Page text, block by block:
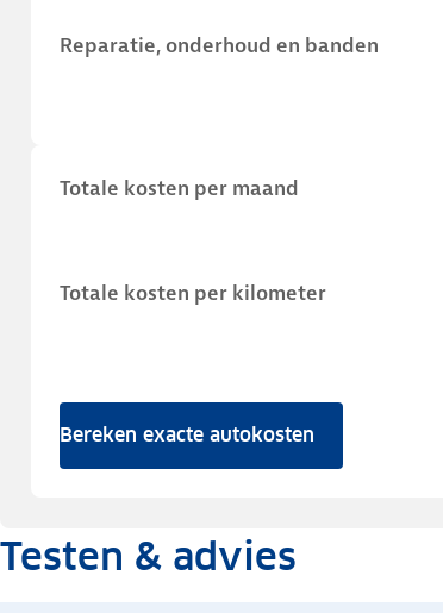
Reparatie, onderhoud en banden
Totale kosten per maand
Totale kosten per kilometer
Bereken exacte autokosten
Testen & advies